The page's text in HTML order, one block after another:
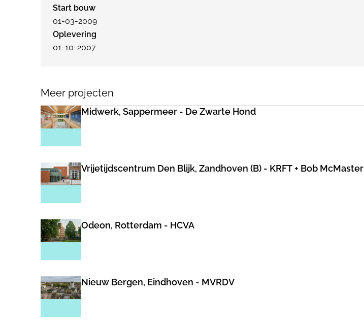
Start bouw
01-03-2009
Oplevering
01-10-2007
Meer projecten
Midwerk, Sappermeer - De Zwarte Hond
Vrijetijdscentrum Den Blijk, Zandhoven (B) - KRFT + Bob McMaster
Odeon, Rotterdam - HCVA
Nieuw Bergen, Eindhoven - MVRDV